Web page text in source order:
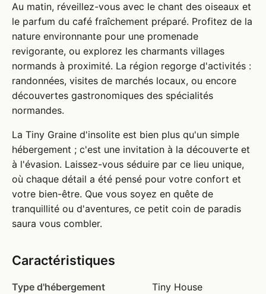
Au matin, réveillez-vous avec le chant des oiseaux et
le parfum du café fraîchement préparé. Profitez de la
nature environnante pour une promenade
revigorante, ou explorez les charmants villages
normands à proximité. La région regorge d'activités :
randonnées, visites de marchés locaux, ou encore
découvertes gastronomiques des spécialités
normandes.
La Tiny Graine d'insolite est bien plus qu'un simple
hébergement ; c'est une invitation à la découverte et
à l'évasion. Laissez-vous séduire par ce lieu unique,
où chaque détail a été pensé pour votre confort et
votre bien-être. Que vous soyez en quête de
tranquillité ou d'aventures, ce petit coin de paradis
saura vous combler.
Caractéristiques
Type d'hébergement
Tiny House